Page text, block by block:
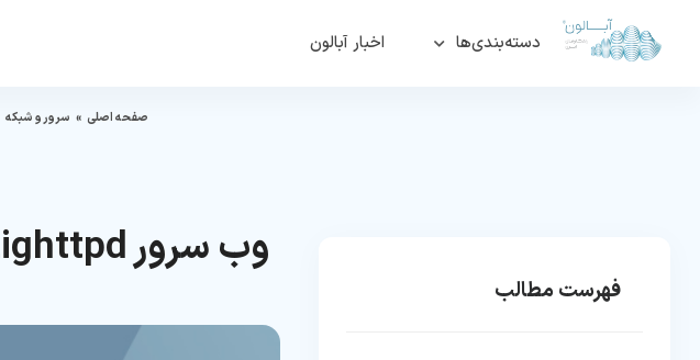
دسته‌بندی‌ها اخبار آبالون
صفحه اصلی » سرور و شبکه
وب سرور Lighttpd چیست؟ آشنایی با نحوه عملکرد لایتی
فهرست مطالب